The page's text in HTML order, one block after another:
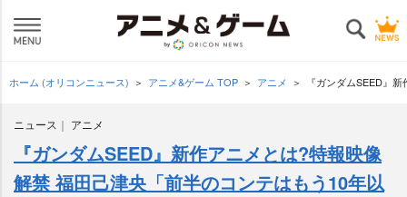
ホーム (オリコンニュース) アニメ&ゲーム TOP アニメ 『ガンダムSEED』
ニュース アニメ
『ガンダムSEED』新作アニメとは?特報映像
解禁 福田己津央「前半のコンテはもう10年以